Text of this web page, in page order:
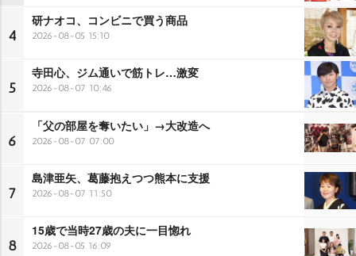
4
研ナオコ、コンビニで買う商品
2026-08-05 15:10
5
寺田心、ジム通いで筋トレ…激変
2026-08-07 10:46
6
「父の部屋を奪いたい」→大改造へ
2026-08-07 07:00
7
島津亜矢、葛藤抱えつつ熊本に支援
2026-08-07 11:50
8
15歳で当時27歳の夫に一目惚れ
2026-08-05 16:09